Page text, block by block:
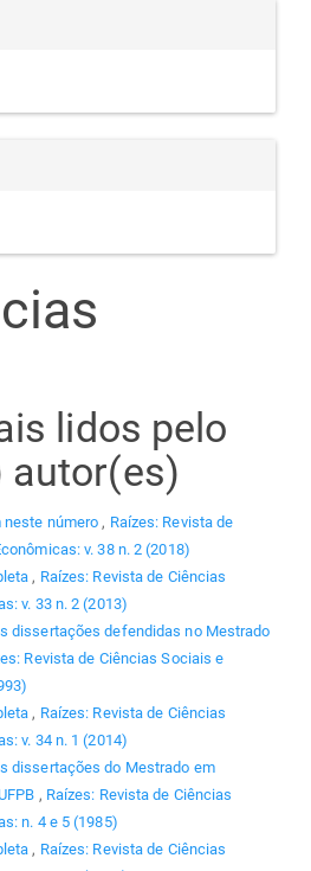
lidos pelo
autor(es)
neste número , Raízes: Revista de
v. 38 n. 2 (2018)
, Raízes: Revista de Ciências
v. 33 n. 2 (2013)
dissertações defendidas no Mestrado
Revista de Ciências Sociais e
, Raízes: Revista de Ciências
v. 34 n. 1 (2014)
dissertações do Mestrado em
, Raízes: Revista de Ciências
n. 4 e 5 (1985)
, Raízes: Revista de Ciências